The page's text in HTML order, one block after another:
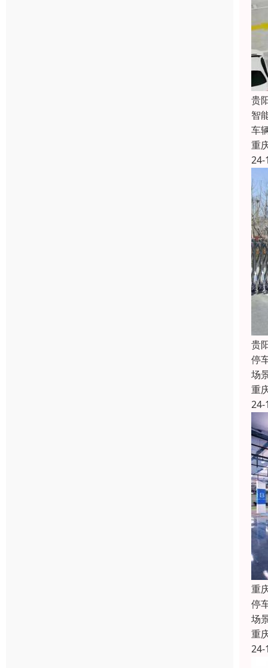
贵
智
车
重
24-
贵
停
场
重
24-
重
停
场
重
24-